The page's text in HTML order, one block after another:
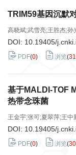
TRIM59基因沉默
高晓斌;武雪亮;王胜杰;孙
DOI: 10.19405/
PDF(0) 浏览(
基于MALDI-TOF
热带念珠菌
王金宇;张可;夏翠萍;王中
DOI: 10.19405/
PDF(0) 浏览(